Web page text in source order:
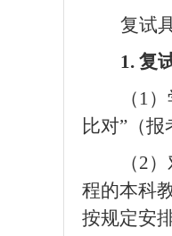
复试
1. 复
（ 1
比对”（
（2
程的本科
按规定安